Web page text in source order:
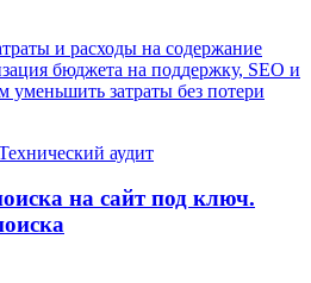
и расходы на содержание
бюджета на поддержку, SEO и
уменьшить затраты без потери
аудит
на сайт под ключ.